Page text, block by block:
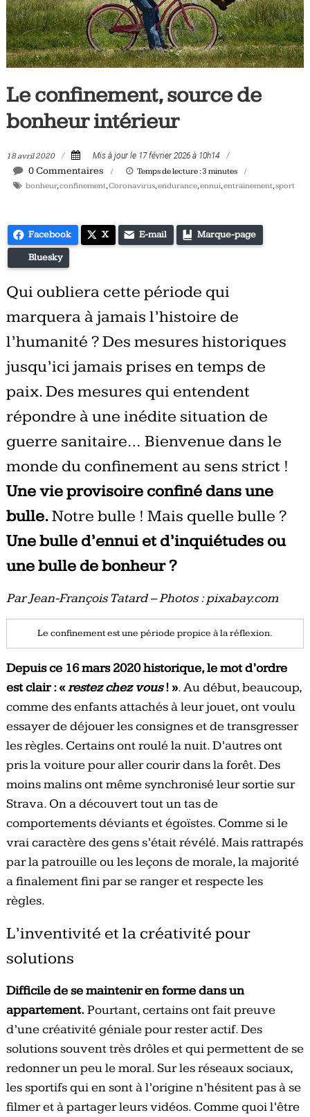
Tous
les
jours,
votre
vélo
et
triathlon
Le confinement, source de
bonheur intérieur
18 avril 2020 Mis à jour le 17 février 2026 à 10h14
0 Commentaires Temps de lecture :3 minutes
bonheur,confinement,Coronavirus,endurance,ennui,entrainement,sport
Facebook X E-mail Marque-page
Bluesky
Qui oubliera cette période qui
marquera à jamais l’histoire de
l’humanité ? Des mesures historiques
jusqu’ici jamais prises en temps de
paix. Des mesures qui entendent
répondre à une inédite situation de
guerre sanitaire… Bienvenue dans le
monde du confinement au sens strict !
Une vie provisoire confiné dans une
bulle.Notre bulle ! Mais quelle bulle ?
Une bulle d’ennui et d’inquiétudes ou
une bulle de bonheur ?
Par Jean-François Tatard – Photos : pixabay.com
Le confinement est une période propice à la réflexion.
Depuis ce 16 mars 2020 historique, le mot d’ordre
est clair : «restez chez vous! ». Au début, beaucoup,
comme des enfants attachés à leur jouet, ont voulu
essayer de déjouer les consignes et de transgresser
les règles. Certains ont roulé la nuit. D’autres ont
pris la voiture pour aller courir dans la forêt. Des
moins malins ont même synchronisé leur sortie sur
Strava. On a découvert tout un tas de
comportements déviants et égoïstes. Comme si le
vrai caractère des gens s’était révélé. Mais rattrapés
par la patrouille ou les leçons de morale, la majorité
a finalement fini par se ranger et respecte les
règles.
L’inventivité et la créativité pour
solutions
Difficile de se maintenir en forme dans un
appartement.Pourtant, certains ont fait preuve
d’une créativité géniale pour rester actif. Des
solutions souvent très drôles et qui permettent de se
redonner un peu le moral. Sur les réseaux sociaux,
les sportifs qui en sont à l’origine n’hésitent pas à se
filmer et à partager leurs vidéos. Comme quoi l’être